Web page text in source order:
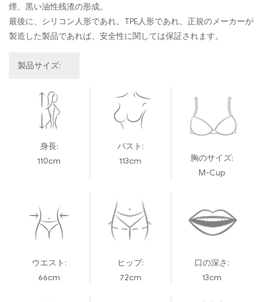
煙、黒い油性残渣の形成。
最後に、シリコン人形であれ、TPE人形であれ、正規のメーカーが
製造した製品であれば、安全性に関しては保証されます。
製品サイズ:
身長:
110cm
バスト:
113cm
胸のサイズ:
M-Cup
ウエスト:
66cm
ヒップ:
72cm
口の深さ:
13cm